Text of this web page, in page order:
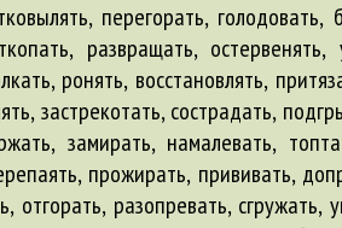
перегорать, голодовать,
развращать, остервенять,
ронять, восстановлять,
застрекотать, сострадать,
замирать, намалевать,
прожирать, прививать,
разопревать,